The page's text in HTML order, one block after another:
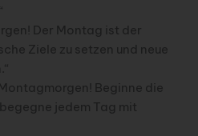
Der Montag ist der
Ziele zu setzen und neue
Beginne die
jedem Tag mit